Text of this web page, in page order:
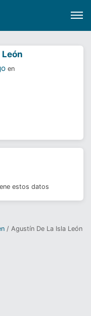
en
estos datos
Agustín De La Isla León